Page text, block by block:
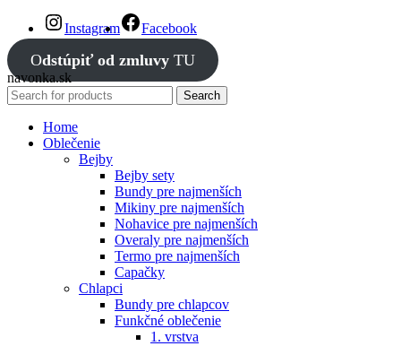
Instagram Facebook
Odstúpiť od zmluvy TU
navonka.sk
Search
Home
Oblečenie
Bejby
Bejby sety
Bundy pre najmenších
Mikiny pre najmenších
Nohavice pre najmenších
Overaly pre najmenších
Termo pre najmenších
Capačky
Chlapci
Bundy pre chlapcov
Funkčné oblečenie
1. vrstva